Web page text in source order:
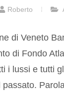
Roberto
di Veneto
di Fondo
i lussi e tutti